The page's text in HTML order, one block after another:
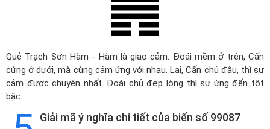
Quẻ Trạch Sơn Hàm - Hàm là giao cảm. Đoái mềm ở trên, Cấn
cứng ở dưới, mà cùng cảm ứng với nhau. Lại, Cấn chủ đậu, thì sự
cảm được chuyên nhất. Đoái chủ đẹp lòng thì sự ứng đến tột
bậc
Giải mã ý nghĩa chi tiết của biển số 99087